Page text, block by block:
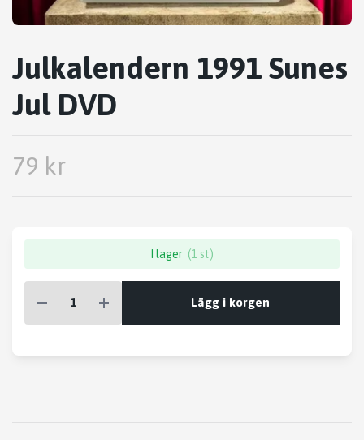
Julkalendern 1991 Sunes
Jul DVD
79 kr
I lager (1 st)
Lägg i korgen